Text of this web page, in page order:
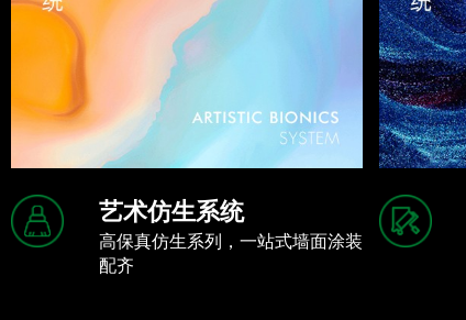
艺术仿生系统
高保真仿生系列，一站式墙面涂装
配齐